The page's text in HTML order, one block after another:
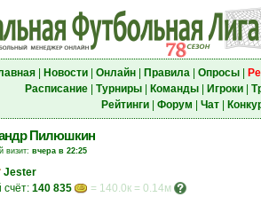
| Новости| Онлайн| Правила| Опросы|
Расписание| Турниры| Команды| Игроки|
Рейтинги| Форум Чат|
Пилюшкин
визит: вчера в 22:25
Jester
140 835
= 140.0к = 0.14м